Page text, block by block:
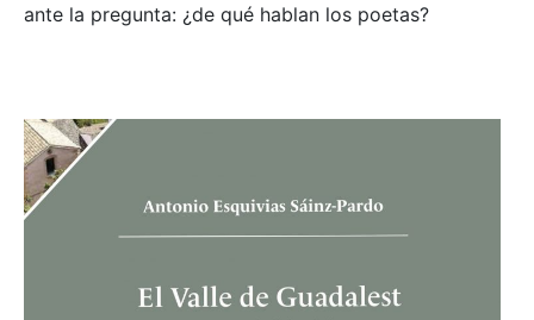
ante la pregunta: ¿de qué hablan los poetas?